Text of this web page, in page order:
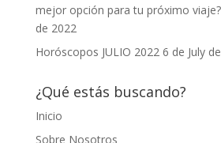
mejor opción para tu próximo viaje?
de 2022
Horóscopos JULIO 2022 6 de July
¿Qué estás buscando?
Inicio
Sobre Nosotros